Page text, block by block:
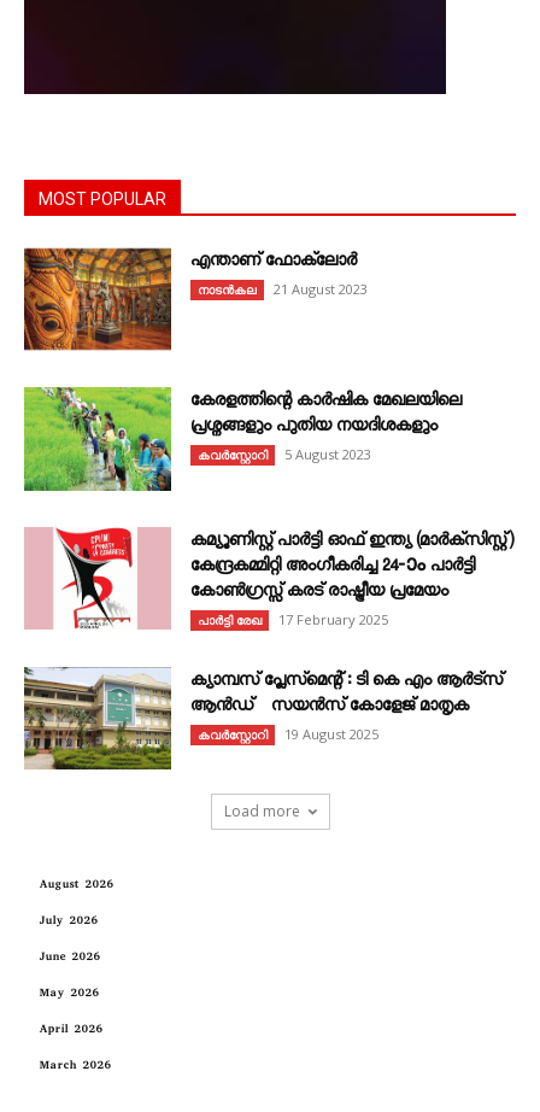
MOST POPULAR
എന്താണ്‌ ഫോക്‌ലോർ
നാടൻകല 21 August 2023
കേരളത്തിന്റെ കാർഷിക മേഖലയിലെ
പ്രശ്നങ്ങളും പുതിയ നയദിശകളും
കവര്‍സ്റ്റോറി 5 August 2023
കമ്യൂണിസ്റ്റ് പാർട്ടി ഓഫ് ഇന്ത്യ (മാർക്സിസ്റ്റ്)
കേന്ദ്രകമ്മിറ്റി അംഗീകരിച്ച 24‐ാം പാർട്ടി
കോൺഗ്രസ്സ് കരട് രാഷ്ട്രീയ പ്രമേയം
പാർട്ടി രേഖ 17 February 2025
ക്യാമ്പസ് പ്ലേസ്മെന്റ് : ടി കെ എം ആർട്സ്
ആൻഡ് സയൻസ് കോളേജ് മാതൃക
കവര്‍സ്റ്റോറി 19 August 2025
Load more
August 2026
July 2026
June 2026
May 2026
April 2026
March 2026